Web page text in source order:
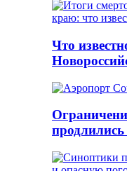
Что